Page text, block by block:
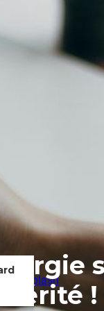
Unsplash
!